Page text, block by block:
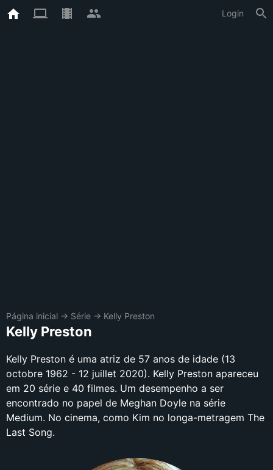
Login
Página inicial → Série → Kelly Preston
Kelly Preston
Kelly Preston é uma atriz de 57 anos de idade (13
octobre 1962 - 12 juillet 2020). Kelly Preston apareceu
em 20 série e 40 filmes. Um desempenho a ser
encontrado no papel de Meghan Doyle na série
Medium. No cinema, como Kim no longa-metragem The
Last Song.